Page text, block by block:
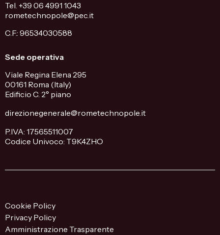
Tel. +39 06 4991 1043
rometechnopole@pec.it
C.F.: 96534030588
Sede operativa
Viale Regina Elena 295
00161 Roma (Italy)
Edificio C. 2° piano
direzionegenerale@rometechnopole.it
P.IVA: 17565511007
Codice Univoco: T9K4ZHO
Cookie Policy
Privacy Policy
Amministrazione Trasparente